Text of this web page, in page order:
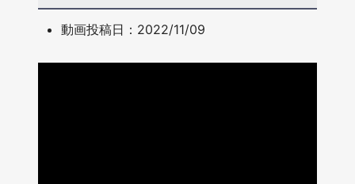
動画投稿日：2022/11/09